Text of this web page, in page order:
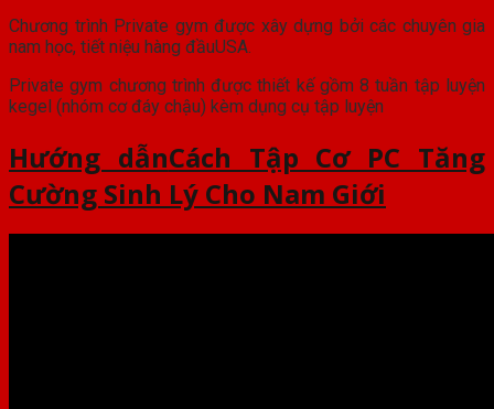
Chương trình Private gym được xây dựng bởi các chuyên gia
nam học, tiết niệu hàng đầuUSA.
Private gym chương trình được thiết kế gồm 8 tuần tập luyện
kegel (nhóm cơ đáy chậu) kèm dụng cụ tập luyện
Hướng dẫnCách Tập Cơ PC Tăng
Cường Sinh Lý Cho Nam Giới